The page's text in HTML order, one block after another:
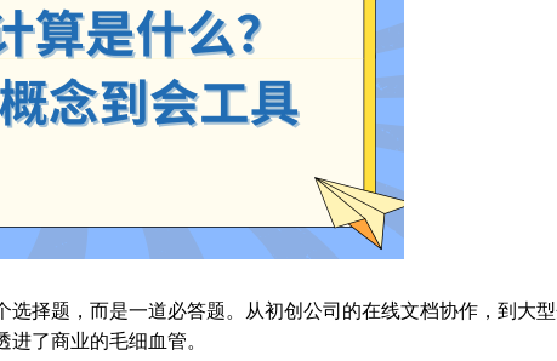
选择题，而是一道必答题。从初创公司的在线文档协作，到大
了商业的毛细血管。